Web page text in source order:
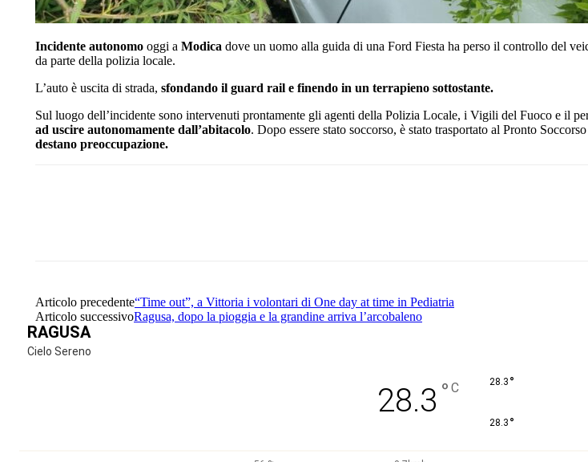
Incidente autonomo oggi a Modica dove un uomo alla guida di una Ford Fiesta ha perso il controllo del
da parte della polizia locale.
L’auto è uscita di strada, sfondando il guard rail e finendo in un terrapieno sottostante.
Sul luogo dell’incidente sono intervenuti prontamente gli agenti della Polizia Locale, i Vigili del Fuoco e il
ad uscire autonomamente dall’abitacolo. Dopo essere stato soccorso, è stato trasportato al Pronto
destano preoccupazione.
Articolo precedente“Time out”, a Vittoria i volontari di One day at time in Pediatria
Articolo successivoRagusa, dopo la pioggia e la grandine arriva l’arcobaleno
RAGUSA
Cielo Sereno
28.3 ° C 28.3 °
28.3 °